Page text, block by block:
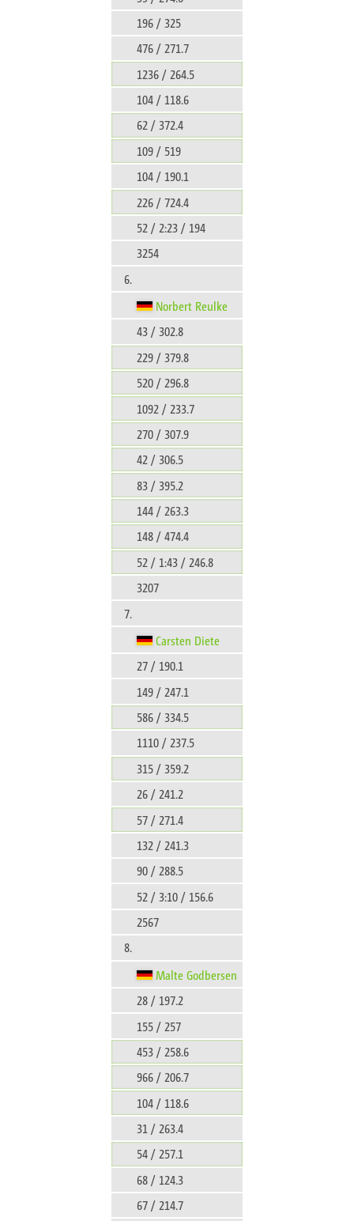
196 / 325
476 / 271.7
1236 / 264.5
104 / 118.6
62 / 372.4
109 / 519
104 / 190.1
226 / 724.4
52 / 2:23 / 194
3254
6.
Norbert Reulke
43 / 302.8
229 / 379.8
520 / 296.8
1092 / 233.7
270 / 307.9
42 / 306.5
83 / 395.2
144 / 263.3
148 / 474.4
52 / 1:43 / 246.8
3207
7.
Carsten Diete
27 / 190.1
149 / 247.1
586 / 334.5
1110 / 237.5
315 / 359.2
26 / 241.2
57 / 271.4
132 / 241.3
90 / 288.5
52 / 3:10 / 156.6
2567
8.
Malte Godbersen
28 / 197.2
155 / 257
453 / 258.6
966 / 206.7
104 / 118.6
31 / 263.4
54 / 257.1
68 / 124.3
67 / 214.7